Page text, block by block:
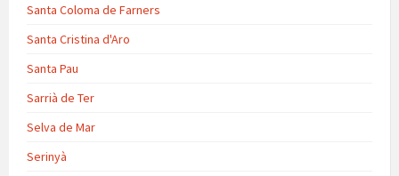
Santa Coloma de Farners
Santa Cristina d'Aro
Santa Pau
Sarrià de Ter
Selva de Mar
Serinyà